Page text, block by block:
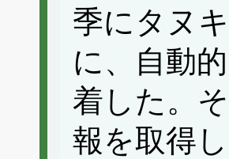
季にタヌ
に、自動
着した。
報を取得